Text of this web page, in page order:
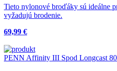
Tieto nylonové broďáky sú ideálne
vyžadujú brodenie.
69,99 €
PENN Affinity III Spod Longcast